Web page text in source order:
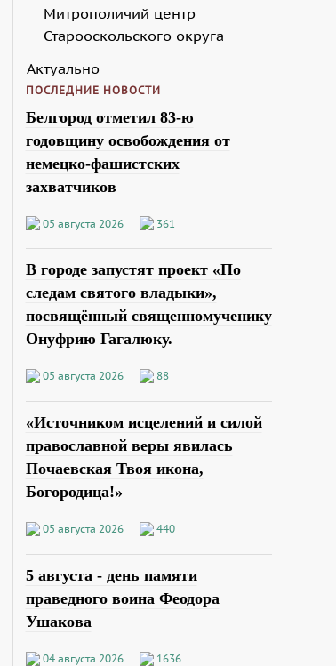
Митрополичий центр
Старооскольского округа
Актуально
ПОСЛЕДНИЕ НОВОСТИ
Белгород отметил 83-ю
годовщину освобождения от
немецко-фашистских
захватчиков
05 августа 2026 361
В городе запустят проект «По
следам святого владыки»,
посвящённый священномученику
Онуфрию Гагалюку.
05 августа 2026 88
«Источником исцелений и силой
православной веры явилась
Почаевская Твоя икона,
Богородица!»
05 августа 2026 440
5 августа - день памяти
праведного воина Феодора
Ушакова
04 августа 2026 1636